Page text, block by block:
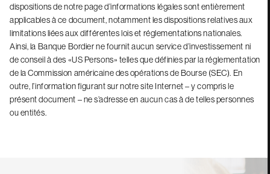
dispositions de notre page d’informations légales sont entièrement
applicables à ce document, notamment les dispositions relatives aux
limitations liées aux différentes lois et réglementations nationales.
Ainsi, la Banque Bordier ne fournit aucun service d’investissement ni
de conseil à des «US Persons» telles que définies par la réglementation
de la Commission américaine des opérations de Bourse (SEC). En
outre, l’information figurant sur notre site Internet – y compris le
présent document – ne s’adresse en aucun cas à de telles personnes
ou entités.